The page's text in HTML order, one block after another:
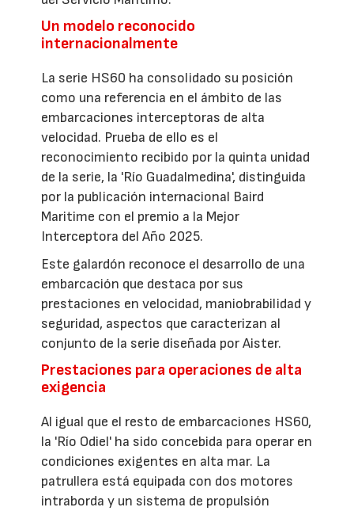
Un modelo reconocido
internacionalmente
La serie HS60 ha consolidado su posición
como una referencia en el ámbito de las
embarcaciones interceptoras de alta
velocidad. Prueba de ello es el
reconocimiento recibido por la quinta unidad
de la serie, la 'Río Guadalmedina', distinguida
por la publicación internacional Baird
Maritime con el premio a la Mejor
Interceptora del Año 2025.
Este galardón reconoce el desarrollo de una
embarcación que destaca por sus
prestaciones en velocidad, maniobrabilidad y
seguridad, aspectos que caracterizan al
conjunto de la serie diseñada por Aister.
Prestaciones para operaciones de alta
exigencia
Al igual que el resto de embarcaciones HS60,
la 'Río Odiel' ha sido concebida para operar en
condiciones exigentes en alta mar. La
patrullera está equipada con dos motores
intraborda y un sistema de propulsión